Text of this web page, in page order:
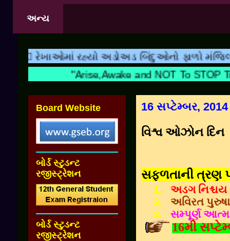
અન્ય
રહ્યો અડોઅડ બિંદુઓનો ફાળો મંજિલ બીજું
"Arise,Awake and NOT To
16 સપ્ટેમ્બર, 2014
વિશ્વ ઓઝોન દિન
સફળતાની ત્રણ
1. અડગ નિશ્ચય
2.
અવિરત
3. સમ્પૂર્ણ
16મી
Board Website
બોર્ડ સ્ટુડન્ટ
રજીસ્ટ્રેશન
બોર્ડ સ્ટુડન્ટ
રજીસ્ટ્રેશન